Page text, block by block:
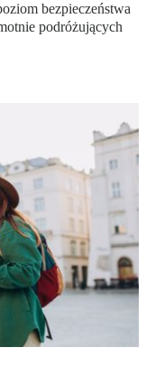
bezpieczeństwa
podróżujących